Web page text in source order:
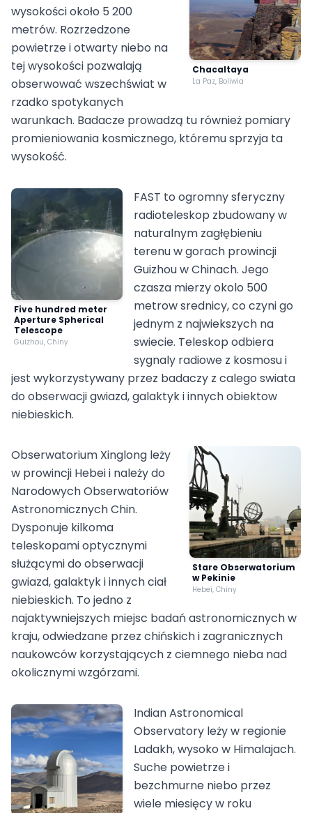
Chacaltaya
La Paz, Boliwia
wysokości około 5 200
metrów. Rozrzedzone
powietrze i otwarty niebo na
tej wysokości pozwalają
obserwować wszechświat w
rzadko spotykanych
warunkach. Badacze prowadzą tu również pomiary
promieniowania kosmicznego, któremu sprzyja ta
wysokość.
Five hundred meter
Aperture Spherical
Telescope
Guizhou, Chiny
FAST to ogromny sferyczny
radioteleskop zbudowany w
naturalnym zagłębieniu
terenu w gorach prowincji
Guizhou w Chinach. Jego
czasza mierzy okolo 500
metrow srednicy, co czyni go
jednym z najwiekszych na
swiecie. Teleskop odbiera
sygnaly radiowe z kosmosu i
jest wykorzystywany przez badaczy z calego swiata
do obserwacji gwiazd, galaktyk i innych obiektow
niebieskich.
Stare Obserwatorium
w Pekinie
Hebei, Chiny
Obserwatorium Xinglong leży
w prowincji Hebei i należy do
Narodowych Obserwatoriów
Astronomicznych Chin.
Dysponuje kilkoma
teleskopami optycznymi
służącymi do obserwacji
gwiazd, galaktyk i innych ciał
niebieskich. To jedno z
najaktywniejszych miejsc badań astronomicznych w
kraju, odwiedzane przez chińskich i zagranicznych
naukowców korzystających z ciemnego nieba nad
okolicznymi wzgórzami.
Indian Astronomical
Observatory leży w regionie
Ladakh, wysoko w Himalajach.
Suche powietrze i
bezchmurne niebo przez
wiele miesięcy w roku